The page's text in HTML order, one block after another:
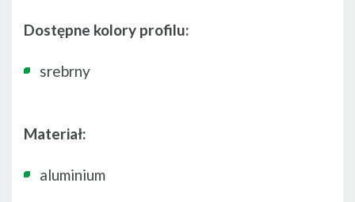
Dostępne kolory profilu:
srebrny
Materiał:
aluminium